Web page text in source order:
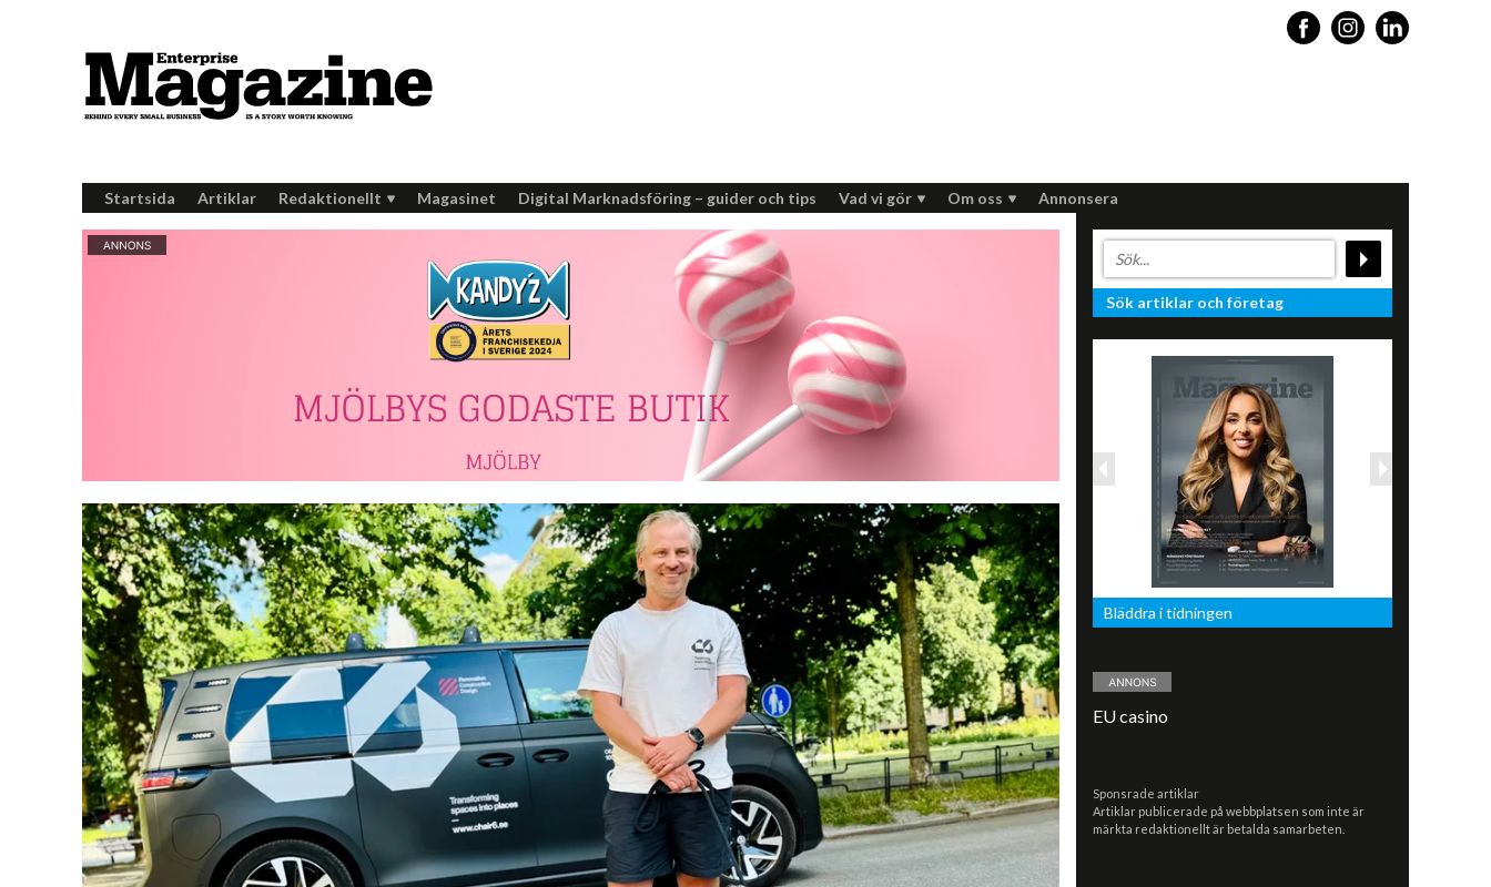
Startsida Artiklar Redaktionellt Magasinet Digital Marknadsföring – guider och tips Vad vi gör Om oss Annonsera
Sök artiklar och företag
Bläddra i tidningen
EU casino
Sponsrade artiklar
Artiklar publicerade på webbplatsen som inte är
märkta redaktionellt är betalda samarbeten.